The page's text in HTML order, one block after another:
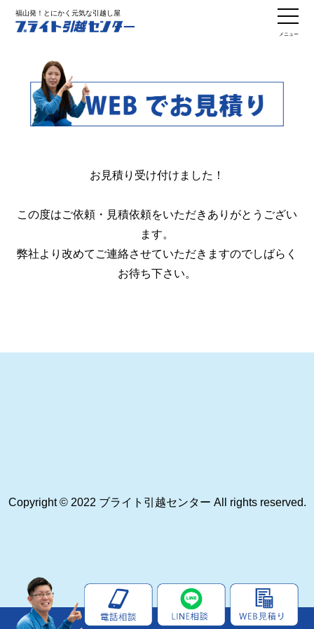
福山発！とにかく元気な引越し屋
メニュー
お見積り受け付けました！
この度はご依頼・見積依頼をいただきありがとうござい
ます。
弊社より改めてご連絡させていただきますのでしばらく
お待ち下さい。
Copyright © 2022 ブライト引越センター All rights reserved.